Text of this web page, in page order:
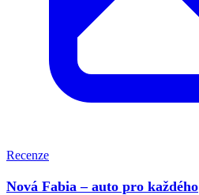
Recenze
Nová Fabia – auto pro každého